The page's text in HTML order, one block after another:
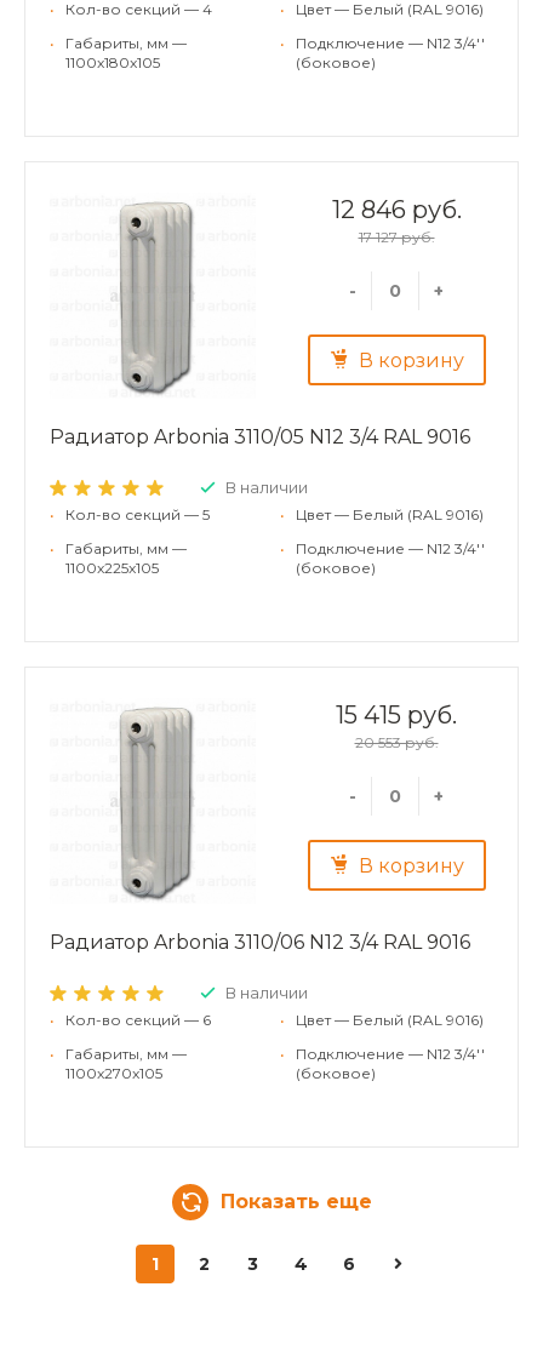
•
Кол-во секций — 4
•
Габариты, мм —
1100x180x105
•
Цвет — Белый (RAL 9016)
•
Подключение — N12 3/4''
(боковое)
12 846 руб.
17 127 руб.
- +
В корзину
Радиатор Arbonia 3110/05 N12 3/4 RAL 9016
В наличии
•
Кол-во секций — 5
•
Габариты, мм —
1100x225x105
•
Цвет — Белый (RAL 9016)
•
Подключение — N12 3/4''
(боковое)
15 415 руб.
20 553 руб.
- +
В корзину
Радиатор Arbonia 3110/06 N12 3/4 RAL 9016
В наличии
•
Кол-во секций — 6
•
Габариты, мм —
1100x270x105
•
Цвет — Белый (RAL 9016)
•
Подключение — N12 3/4''
(боковое)
Показать еще
1 2 3 4 6